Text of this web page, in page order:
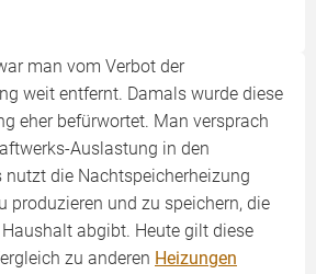
man vom Verbot der
weit entfernt. Damals wurde diese
eher befürwortet. Man versprach
Auslastung in den
nutzt die Nachtspeicherheizung
produzieren und zu speichern, die
abgibt. Heute gilt diese
zu anderen Heizungen